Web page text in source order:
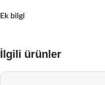
Ek bilgi
İlgili ürünler